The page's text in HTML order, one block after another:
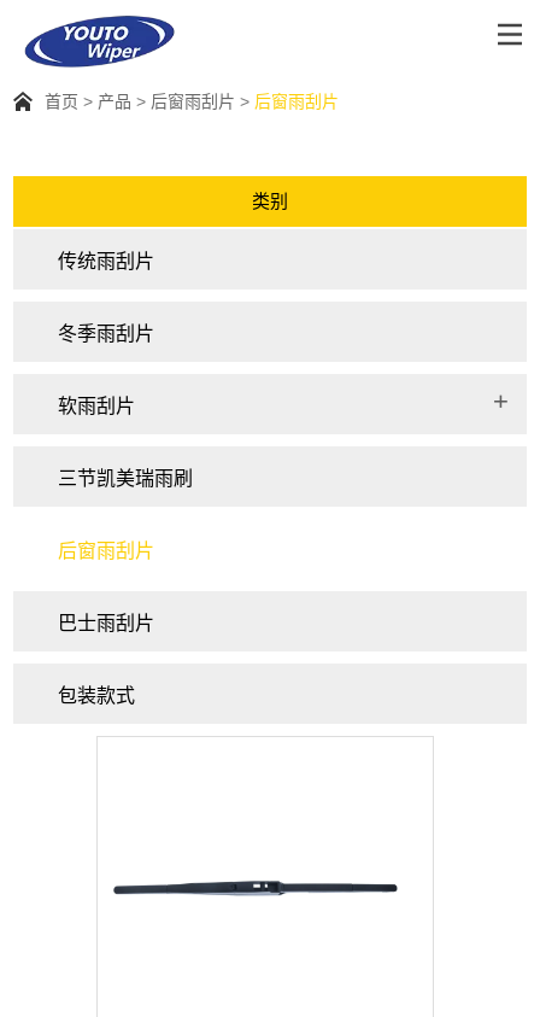
首页 产品 后窗雨刮片 后窗雨刮片
类别
传统雨刮片
冬季雨刮片
软雨刮片
三节凯美瑞雨刷
后窗雨刮片
巴士雨刮片
包装款式